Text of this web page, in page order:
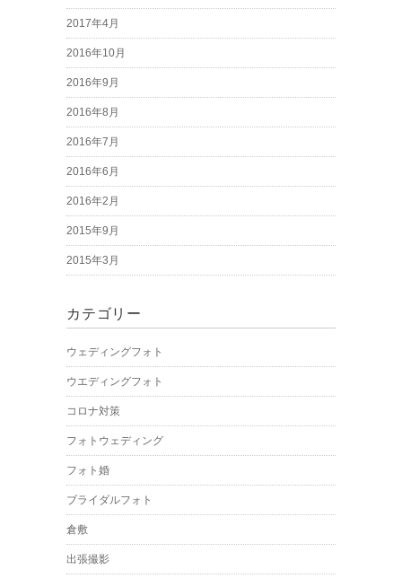
2017年4月
2016年10月
2016年9月
2016年8月
2016年7月
2016年6月
2016年2月
2015年9月
2015年3月
カテゴリー
ウェディングフォト
ウエディングフォト
コロナ対策
フォトウェディング
フォト婚
ブライダルフォト
倉敷
出張撮影